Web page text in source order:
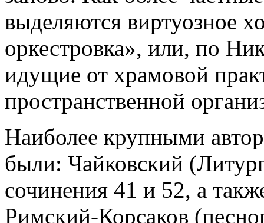
выделяются виртуозное
оркестровка», или, по
идущие от храмовой
пространственной
Наиболее крупными
были: Чайковский
сочинения 41 и 52, а
Римский-Корсаков